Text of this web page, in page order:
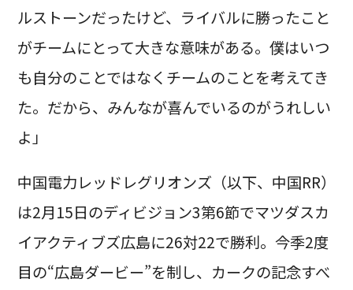
ルストーンだったけど、ライバルに勝ったこと
がチームにとって大きな意味がある。僕はいつ
も自分のことではなくチームのことを考えてき
た。だから、みんなが喜んでいるのがうれしい
よ」
中国電力レッドレグリオンズ（以下、中国RR）
は2月15日のディビジョン3第6節でマツダスカ
イアクティブズ広島に26対22で勝利。今季2度
目の“広島ダービー”を制し、カークの記念すべ